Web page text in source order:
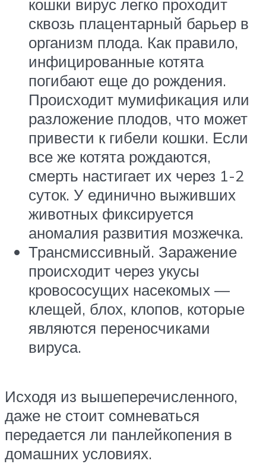
кошки вирус легко проходит
сквозь плацентарный барьер в
организм плода. Как правило,
инфицированные котята
погибают еще до рождения.
Происходит мумификация или
разложение плодов, что может
привести к гибели кошки. Если
все же котята рождаются,
смерть настигает их через 1-2
суток. У единично выживших
животных фиксируется
аномалия развития мозжечка.
Трансмиссивный. Заражение
происходит через укусы
кровососущих насекомых —
клещей, блох, клопов, которые
являются переносчиками
вируса.
Исходя из вышеперечисленного,
даже не стоит сомневаться
передается ли панлейкопения в
домашних условиях.